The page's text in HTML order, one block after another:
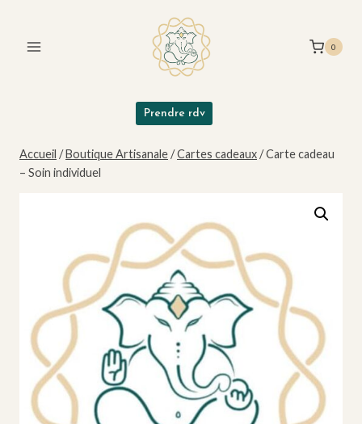
contenu
0
Prendre rdv
Accueil /Boutique Artisanale/Cartes cadeaux/Carte cadeau
– Soin individuel